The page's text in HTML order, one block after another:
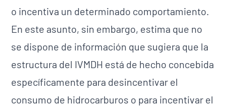
o incentiva un determinado comportamiento.
En este asunto, sin embargo, estima que no
se dispone de información que sugiera que la
estructura del IVMDH está de hecho concebida
específicamente para desincentivar el
consumo de hidrocarburos o para incentivar el